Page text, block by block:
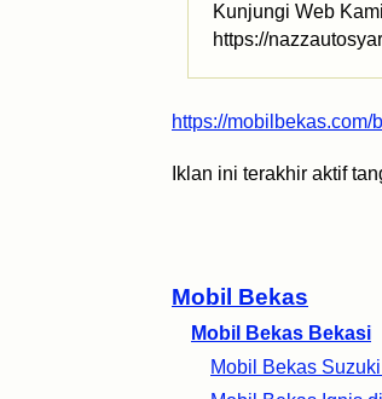
Mobil Bekas
Mobil Bekas Bekasi
Mobil Bekas
Kunjungi Web
https://
https://
Iklan ini terakhir aktif